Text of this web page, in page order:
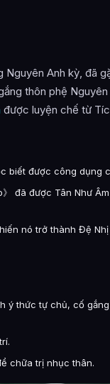
Nguyên Anh kỳ, đã
thôn phệ
được luyện chế từ
biết được công dụng
đã được Tân Như
nó trở thành Đệ
ý thức tự chủ, cố
chữa trị nhục thân.